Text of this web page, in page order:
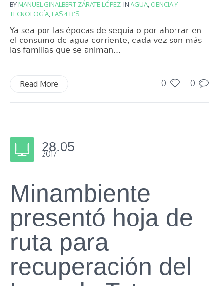
BYMANUEL GINALBERT ZÁRATE LÓPEZ IN AGUA, CIENCIA Y
TECNOLOGÍA,LAS 4 R'S
Ya sea por las épocas de sequía o por ahorrar en
el consumo de agua corriente, cada vez son más
las familias que se animan...
0 0
Read More
28.05
2017
Minambiente
presentó hoja de
ruta para
recuperación del